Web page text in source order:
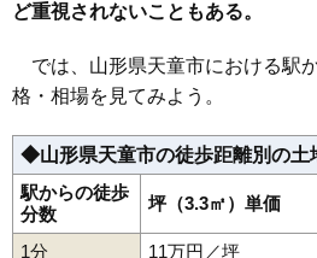
33 清池 8.3万円
35 奈良沢
37 道満 6.9万円
38 石鳥居
39
ど重視されないこともある。
では、山形県天童市における駅
格・相場を見てみよう。
◆山形県天童市の徒歩距離別の土
駅からの徒歩
分数
坪（3.3㎡）単価
1分
11万円／坪